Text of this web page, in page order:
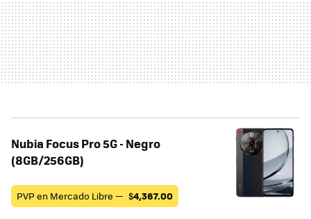
Nubia Focus Pro 5G - Negro
(8GB/256GB)
PVP en Mercado Libre — $4,367.00